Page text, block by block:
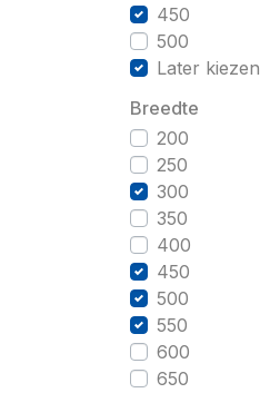
450
500
Later kiezen
Breedte
200
250
300
350
400
450
500
550
600
650